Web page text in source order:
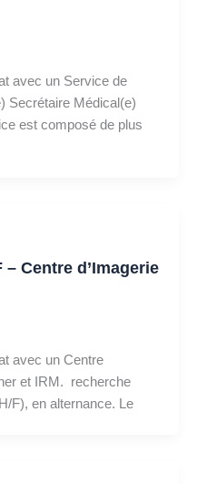
avec un Service de
Secrétaire Médical(e)
est composé de plus
Centre d’Imagerie
avec un Centre
et IRM. recherche
F), en alternance. Le